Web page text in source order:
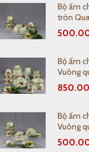
Bộ ấm
tròn
Bộ ấm
Vuông
Bộ ấm
Vuông